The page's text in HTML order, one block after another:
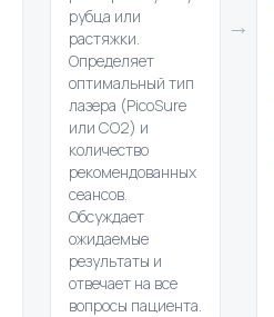
рубца или
растяжки.
Определяет
оптимальный тип
лазера (PicoSure
или CO2) и
количество
рекомендованных
сеансов.
Обсуждает
ожидаемые
результаты и
отвечает на все
вопросы пациента.
→